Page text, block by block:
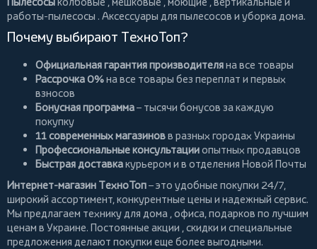
работы-пылесосы . Аксессуары для пылесосов и уборка дома.
Почему выбирают ТехноТоп?
Официальная гарантия производителяна все товары
Рассрочка 0%на все товары без переплат и первых
взносов
Бонусная программа– тысячи бонусов за каждую
покупку
11 современных магазиновв разных городах Украины
Профессиональные консультацииопытных продавцов
Быстрая доставкакурьером и в отделения Новой Почты
Интернет-магазин ТехноТоп– это удобные покупки 24/7,
широкий ассортимент, конкурентные цены и надежный сервис.
Мы предлагаем технику для дома , офиса, подарков по лучшим
ценам в Украине. Постоянные акции , скидки и специальные
предложения делают покупки еще более выгодными.